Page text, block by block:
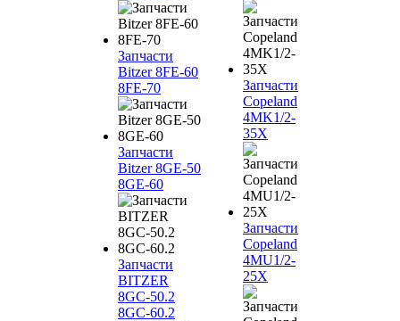
Запчасти
Bitzer 8FE-60
8FE-70
Запчасти
Bitzer 8GE-50
8GE-60
Запчасти
BITZER
8GC-50.2
8GC-60.2
Запчасти
Copeland
4MK1/2-
35X
Запчасти
Copeland
4MU1/2-
25X